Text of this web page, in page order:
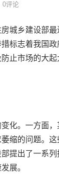
0评论
城乡建设部
标志着我国
止市场的大
化。一方面
缩的问题。
提出了一系
展。